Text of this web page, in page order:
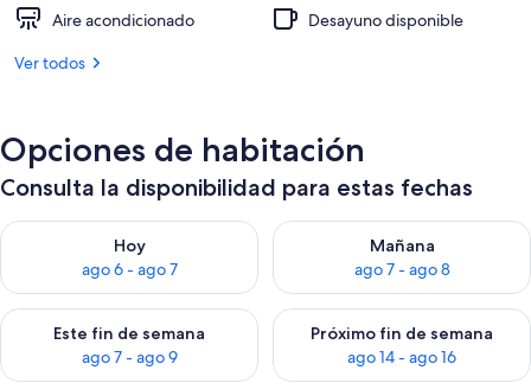
Sauna, tina de hidromasaje y masajes
Aire acondicionado
Desayuno disponible
Ver todos
Opciones de habitación
Consulta la disponibilidad para estas fechas
Hoy
ago 6 - ago 7
Consulta la disponibilidad para hoy ago 6 - ago 7
Mañana
ago 7 - ago 8
Consulta la disponibilidad
Este fin de semana
ago 7 - ago 9
Consulta la disponibilidad para este fin de semana ago 7 -
Próximo fin de semana
ago 14 - ago 16
Consulta la disponibilidad